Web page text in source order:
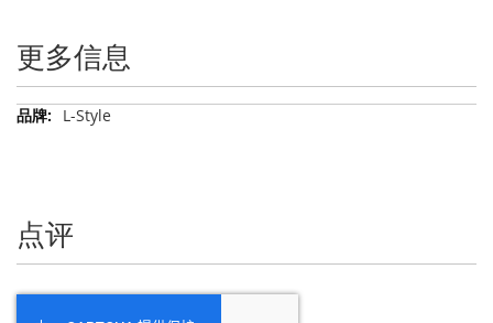
更多信息
更
L-Style
点评